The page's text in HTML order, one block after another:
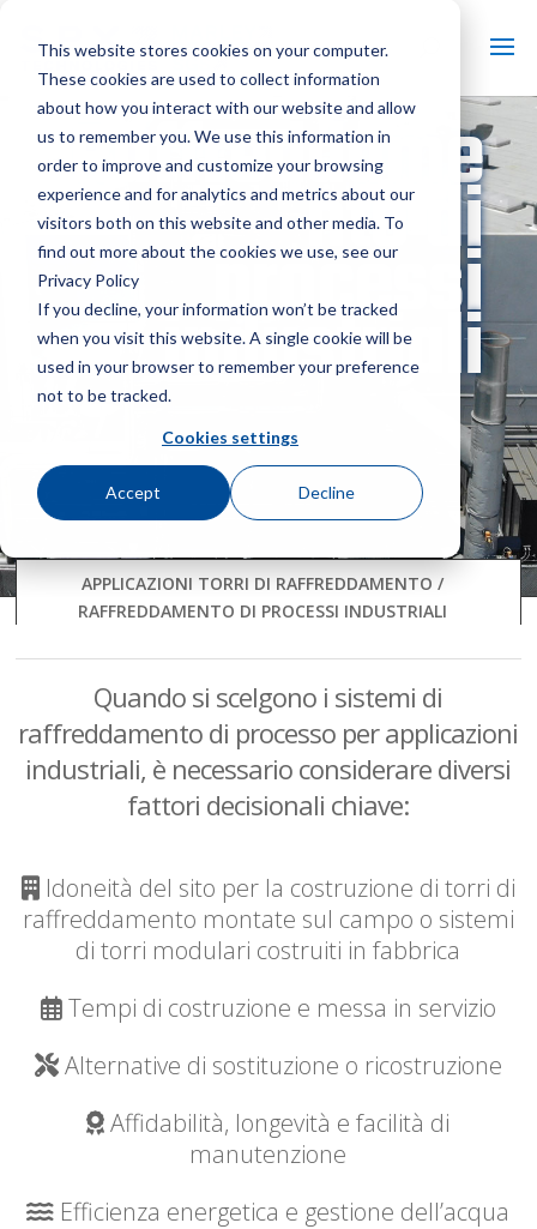
This website stores cookies on your computer.
These cookies are used to collect information
about how you interact with our website and allow
us to remember you. We use this information in
order to improve and customize your browsing
experience and for analytics and metrics about our
visitors both on this website and other media. To
find out more about the cookies we use, see our
Privacy Policy
If you decline, your information won’t be tracked
when you visit this website. A single cookie will be
used in your browser to remember your preference
not to be tracked.
Cookies settings
Accept Decline
Raffreddame
nto di
processi
industriali
APPLICAZIONI TORRI DI RAFFREDDAMENTO /
RAFFREDDAMENTO DI PROCESSI INDUSTRIALI
Quando si scelgono i sistemi di
raffreddamento di processo per applicazioni
industriali, è necessario considerare diversi
fattori decisionali chiave:
Idoneità del sito per la costruzione di torri di
raffreddamento montate sul campo o sistemi
di torri modulari costruiti in fabbrica
Tempi di costruzione e messa in servizio
Alternative di sostituzione o ricostruzione
Affidabilità, longevità e facilità di
manutenzione
Efficienza energetica e gestione dell’acqua